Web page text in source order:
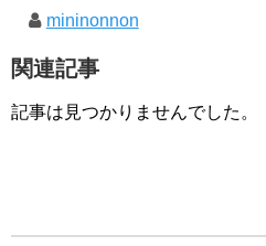
mininonnon
関連記事
記事は見つかりませんでした。